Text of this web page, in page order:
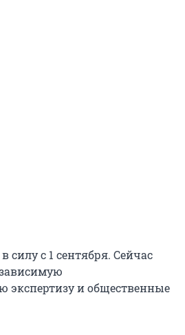
силу с 1 сентября. Сейчас
экспертизу и общественные